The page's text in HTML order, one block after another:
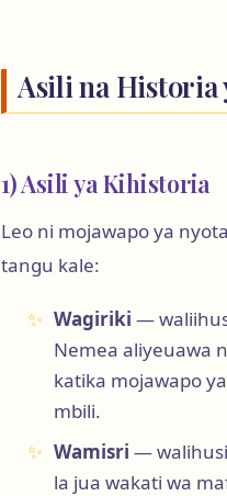
Asili na Historia
1) Asili ya Kihistoria
Leo ni mojawapo ya
tangu kale:
Wagiriki —
Nemea aliyeuawa
katika mojawapo
mbili.
Wamisri —
la jua wakati wa